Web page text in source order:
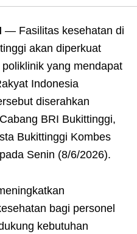
— Fasilitas kesehatan di
akan diperkuat
yang mendapat
Indonesia
diserahkan
BRI Bukittinggi,
Bukittinggi Kombes
Senin (8/6/2026).
bagi personel
kebutuhan